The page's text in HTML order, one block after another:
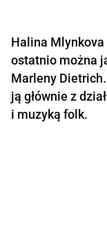
Halina Mlynkova
ostatnio można
Marleny
ją głównie z
i muzyką folk.